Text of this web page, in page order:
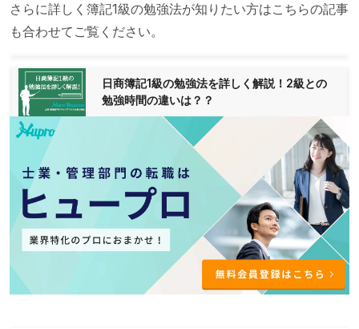
さらに詳しく簿記1級の勉強法が知りたい方はこちらの記事
も合わせてご覧ください。
日商簿記1級の勉強法を詳しく解説！2級との
勉強時間の違いは？？